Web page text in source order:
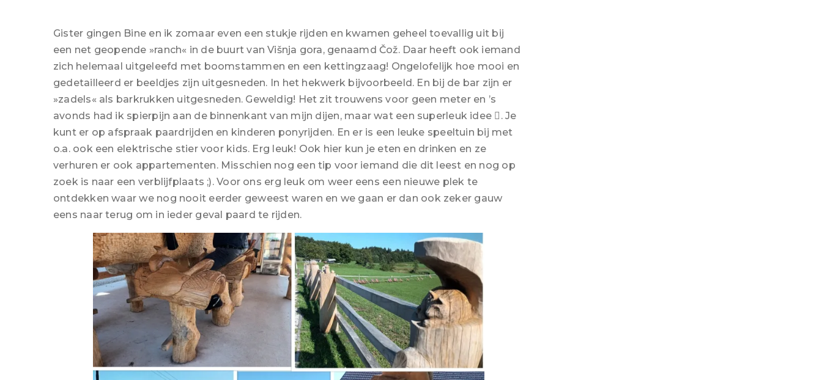
Gister gingen Bine en ik zomaar even een stukje rijden en kwamen geheel toevallig uit bij
een net geopende »ranch« in de buurt van Višnja gora, genaamd Čož. Daar heeft ook iemand
zich helemaal uitgeleefd met boomstammen en een kettingzaag! Ongelofelijk hoe mooi en
gedetailleerd er beeldjes zijn uitgesneden. In het hekwerk bijvoorbeeld. En bij de bar zijn er
»zadels« als barkrukken uitgesneden. Geweldig! Het zit trouwens voor geen meter en ’s
avonds had ik spierpijn aan de binnenkant van mijn dijen, maar wat een superleuk idee . Je
kunt er op afspraak paardrijden en kinderen ponyrijden. En er is een leuke speeltuin bij met
o.a. ook een elektrische stier voor kids. Erg leuk! Ook hier kun je eten en drinken en ze
verhuren er ook appartementen. Misschien nog een tip voor iemand die dit leest en nog op
zoek is naar een verblijfplaats ;). Voor ons erg leuk om weer eens een nieuwe plek te
ontdekken waar we nog nooit eerder geweest waren en we gaan er dan ook zeker gauw
eens naar terug om in ieder geval paard te rijden.